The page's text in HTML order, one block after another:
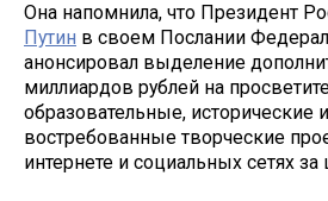
Она напомнила, что Президент
Путин в своем Послании
анонсировал выделение
миллиардов рублей на
образовательные, исторические
востребованные творческие
интернете и социальных сетях за